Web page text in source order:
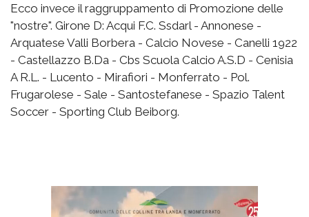
Ecco invece il raggruppamento di Promozione delle
"nostre". Girone D: Acqui F.C. Ssdarl - Annonese -
Arquatese Valli Borbera - Calcio Novese - Canelli 1922
- Castellazzo B.Da - Cbs Scuola Calcio A.S.D - Cenisia
A R.L. - Lucento - Mirafiori - Monferrato - Pol.
Frugarolese - Sale - Santostefanese - Spazio Talent
Soccer - Sporting Club Beiborg.